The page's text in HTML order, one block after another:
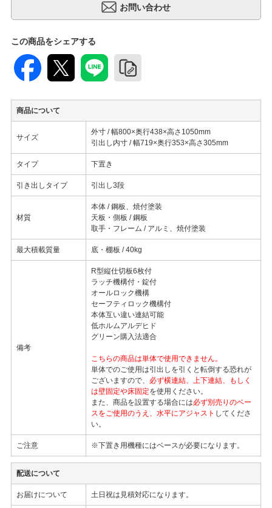
この商品をシェアする
商品について
サイズ
外寸 / 幅800×奥行438×高さ1050mm
引出し内寸 / 幅719×奥行353×高さ305mm
タイプ 下置き
引き出しタイプ 引出し3段
材質
本体 / 鋼板、焼付塗装
天板・側板 / 鋼板
取手・フレーム / アルミ、焼付塗装
最大積載質量 底・棚板 / 40kg
備考
R型縦仕切板6枚付
ラッチ機構付・錠付
オールロック機構
セーフティロック機構付
本体互い違い連結可能
低ホルムアルデヒド
グリーン購入法適合
こちらの商品は単体で使用できません。
単体でのご使用は引出しを引くと転倒する恐れが
ございますので、 必ず横連結、上下連結、もしく
は壁固定や床固定を使用ください。
また、商品を設置する場合には必ず別売りのベー
スをご使用のうえ、水平にアジャスト してくださ
い。
ご注意 ※下置き用機種にはベースが必要になります。
配送について
お届けについて 土日祝は見積対応になります。